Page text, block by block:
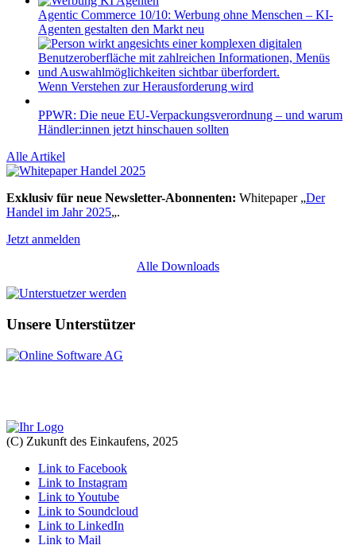
Agentic Commerce 10/10: Werbung ohne Menschen – KI-
Agenten gestalten den Markt neu
Wenn Verstehen zur Herausforderung wird
PPWR: Die neue EU-Verpackungsverordnung – und warum
Händler:innen jetzt hinschauen sollten
Alle Artikel
Exklusiv für neue Newsletter-Abonnenten: Whitepaper „Der
Handel im Jahr 2025„.
Jetzt anmelden
Alle Downloads
Unsere Unterstützer
(C) Zukunft des Einkaufens, 2025
Link to Facebook
Link to Instagram
Link to Youtube
Link to Soundcloud
Link to LinkedIn
Link to Mail